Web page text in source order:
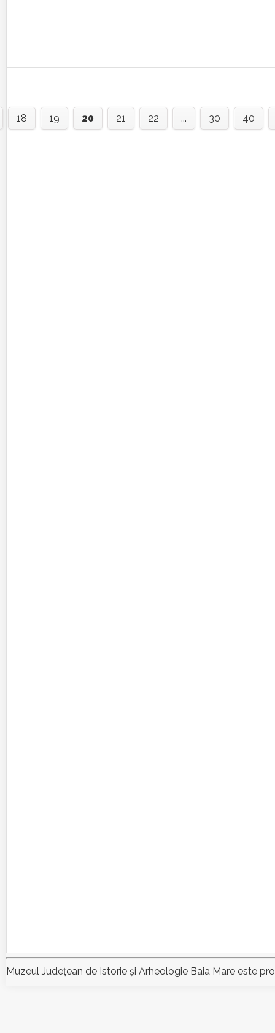
18 19 20 21 22 ... 30 40
Muzeul Judeţean de Istorie şi Arheologie Baia Mare este